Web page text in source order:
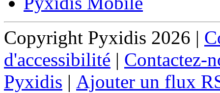
Copyright Pyxidis 2026 |
d'accessibilité | Contactez-
Pyxidis | Ajouter un flux